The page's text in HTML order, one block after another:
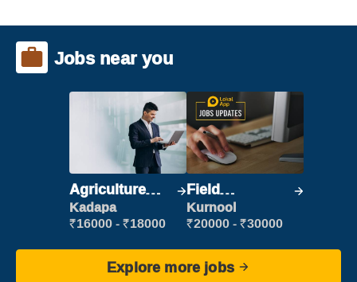
Jobs near you
Agriculture
Labour
Kadapa
₹16000 - ₹18000
Field
Marketing
Executive
Kurnool
₹20000 - ₹30000
Explore more jobs